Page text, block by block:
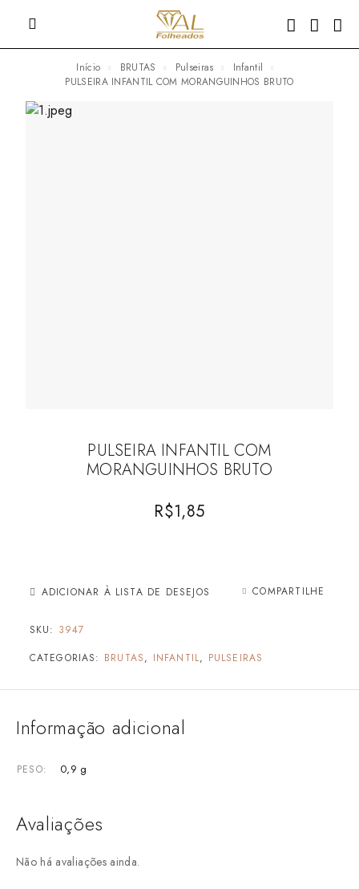
Início BRUTAS Pulseiras
Infantil
PULSEIRA INFANTIL COM MORANGUINHOS BRUTO
PULSEIRA INFANTIL COM
MORANGUINHOS BRUTO
R$1,85
ADICIONAR À LISTA DE DESEJOS COMPARTILHE
SKU: 3947
CATEGORIAS: BRUTAS, INFANTIL, PULSEIRAS
Informação adicional
PESO 0,9 g
Avaliações
Não há avaliações ainda.